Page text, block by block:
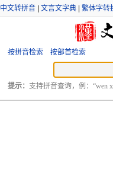
中文转拼音 文言文字典 繁体字转
按拼音检索 按部首检索
提示： 支持拼音查询，例：“wen